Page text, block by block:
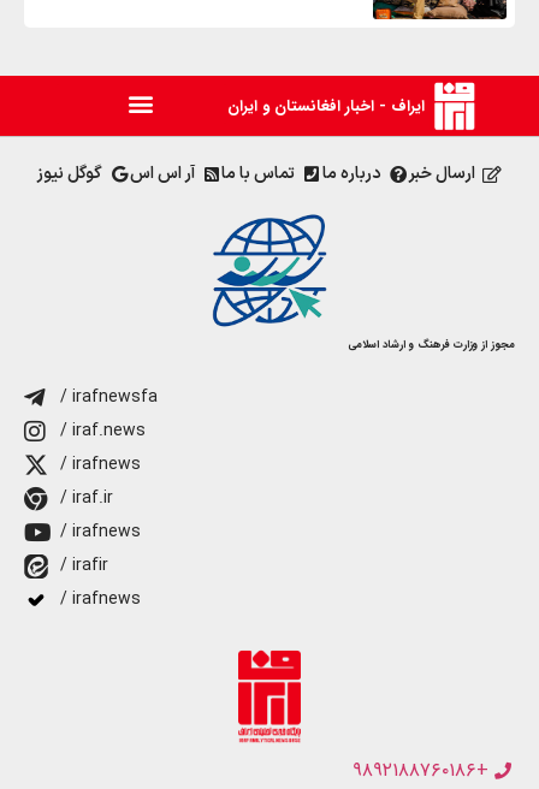
ایراف - اخبار افغانستان و ایران
ارسال خبر درباره ما تماس با ما آر اس اس گوگل نیوز
مجوز از وزارت فرهنگ و ارشاد اسلامی
/ irafnewsfa
/ iraf.news
/ irafnews
/ iraf.ir
/ irafnews
/ irafir
/ irafnews
+۹۸۹۲۱۸۸۷۶۰۱۸۶